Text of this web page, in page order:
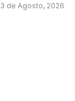
3 de Agosto, 2026